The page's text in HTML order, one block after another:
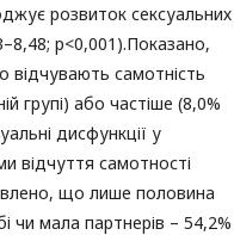
розвиток сексуальних
р<0,001).Показано,
відчувають самотність
групі) або частіше (8,0%
дисфункції у
відчуття самотності
що лише половина
чи мала партнерів – 54,2%